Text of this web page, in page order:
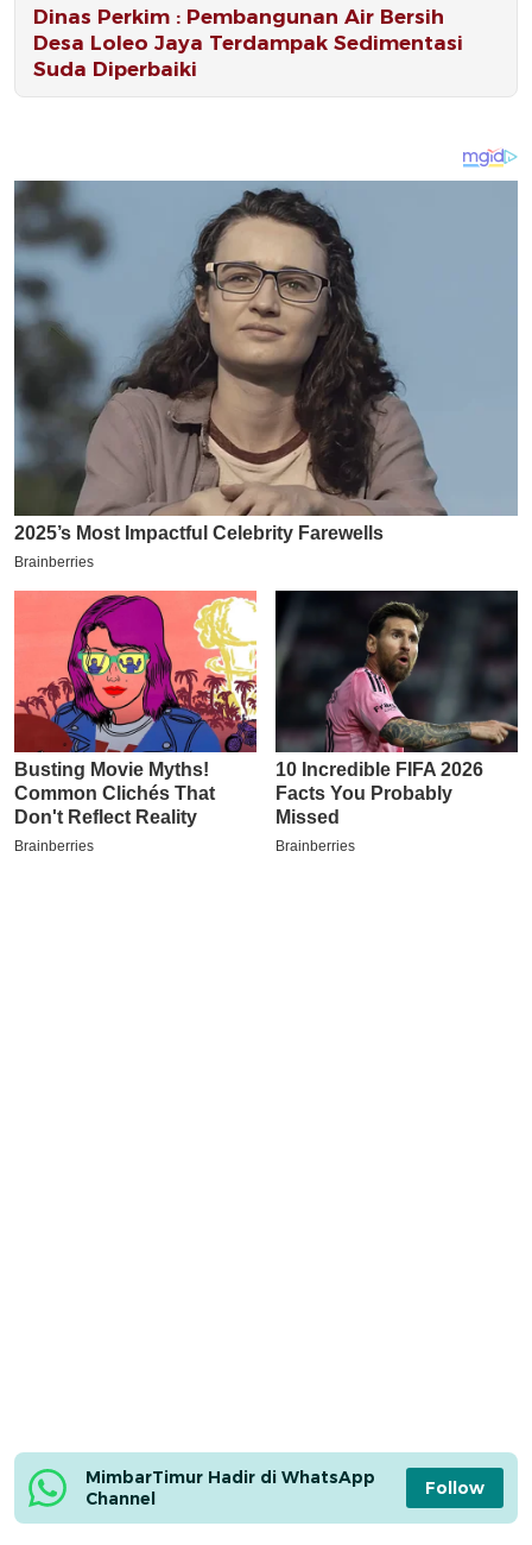
Dinas Perkim : Pembangunan Air Bersih
Desa Loleo Jaya Terdampak Sedimentasi
Suda Diperbaiki
MimbarTimur Hadir di WhatsApp
Channel
Follow